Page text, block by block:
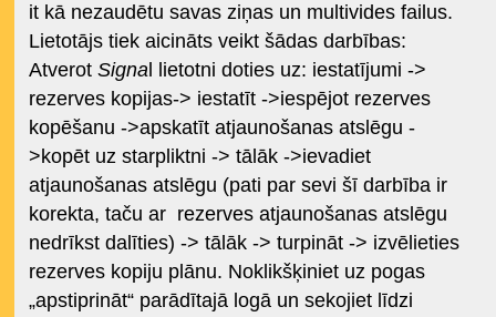
it kā nezaudētu savas ziņas un multivides failus.
Lietotājs tiek aicināts veikt šādas darbības:
Atverot Signal lietotni doties uz: iestatījumi ->
rezerves kopijas-> iestatīt ->iespējot rezerves
kopēšanu ->apskatīt atjaunošanas atslēgu -
>kopēt uz starpliktni -> tālāk ->ievadiet
atjaunošanas atslēgu (pati par sevi šī darbība ir
korekta, taču ar rezerves atjaunošanas atslēgu
nedrīkst dalīties) -> tālāk -> turpināt -> izvēlieties
rezerves kopiju plānu. Noklikšķiniet uz pogas
„apstiprināt“ parādītajā logā un sekojiet līdzi